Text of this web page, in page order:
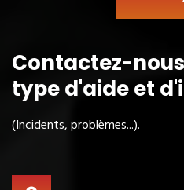
Contactez-
typed'aide et
(Incidents, problèmes...).